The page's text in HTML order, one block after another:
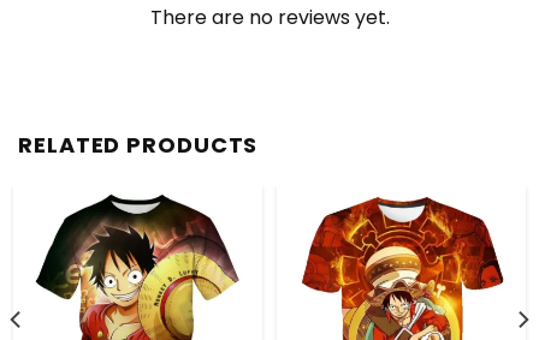
There are no reviews yet.
RELATED PRODUCTS